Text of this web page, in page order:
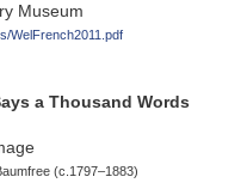
Museum
WelFrench2011.pdf
a Thousand Words
(c.1797–1883)